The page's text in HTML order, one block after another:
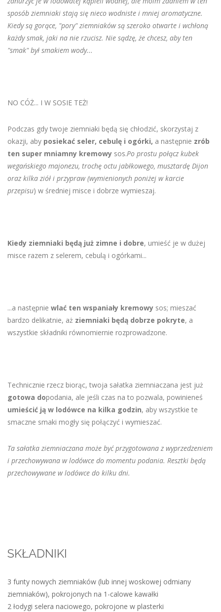
sposób ziemniaki stają się nieco wodniste i mniej aromatyczne.
Kiedy są gorące, "pory" ziemniaków są szeroko otwarte i wchłoną
każdy smak, jaki na nie rzucisz. Nie sądzę, że chcesz, aby ten
"smak" był smakiem wody...
NO CÓŻ... I W SOSIE TEŻ!
Podczas gdy twoje ziemniaki będą się chłodzić, skorzystaj z
okazji, aby posiekać seler, cebulę i ogórki, a następnie zrób
ten super mniamny kremowy sos.Po prostu połącz kubek
wegańskiego majonezu, trochę octu jabłkowego, musztardę Dijon
oraz kilka ziół i przypraw (wymienionych poniżej w karcie
przepisu) w średniej misce i dobrze wymieszaj.
Kiedy ziemniaki będą już zimne i dobre, umieść je w dużej
misce razem z selerem, cebulą i ogórkami...
...a następnie wlać ten wspaniały kremowy sos; mieszać
bardzo delikatnie, aż ziemniaki będą dobrze pokryte, a
wszystkie składniki równomiernie rozprowadzone.
Technicznie rzecz biorąc, twoja sałatka ziemniaczana jest już
gotowa dopodania, ale jeśli czas na to pozwala, powinieneś
umieścić ją w lodówce na kilka godzin, aby wszystkie te
smaczne smaki mogły się połączyć i wymieszać.
Ta sałatka ziemniaczana może być przygotowana z wyprzedzeniem
i przechowywana w lodówce do momentu podania. Resztki będą
przechowywane w lodówce do kilku dni.
SKŁADNIKI
3 funty nowych ziemniaków (lub innej woskowej odmiany
ziemniaków), pokrojonych na 1-calowe kawałki
2 łodygi selera naciowego, pokrojone w plasterki